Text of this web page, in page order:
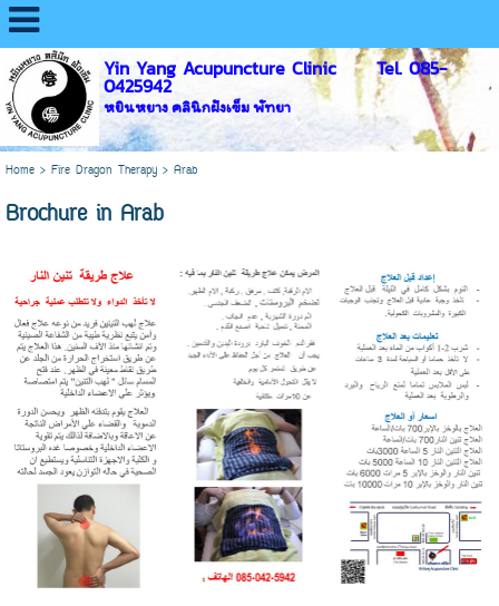
Yin Yang Acupuncture Clinic Tel. 085-
0425942
หยินหยาง คลินิกฝังเข็ม พัทยา
Home> Fire Dragon Therapy> Arab
Brochure in Arab